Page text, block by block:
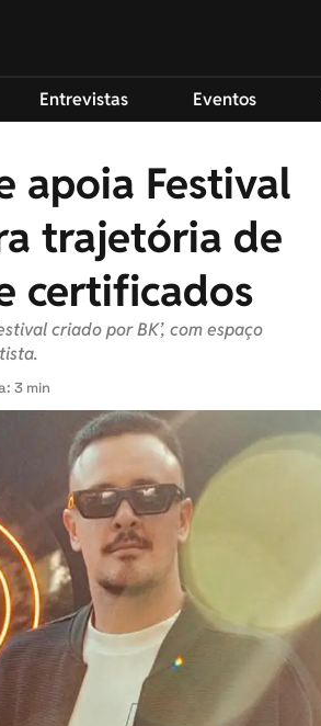
Entrevistas Eventos
apoia Festival
trajetória de
certificados
criado por BK’, com espaço
3 min